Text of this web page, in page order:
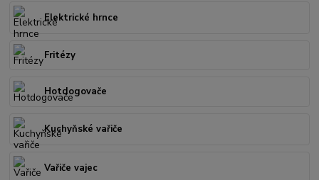
Elektrické hrnce
Fritézy
Hotdogovače
Kuchyňské vařiče
Vařiče vajec